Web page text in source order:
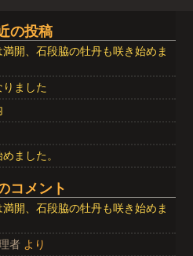
の投稿
開、石段脇の牡丹も咲き始めま
ました
ました。
コメント
開、石段脇の牡丹も咲き始めま
者 より